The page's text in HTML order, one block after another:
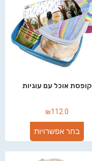
קופסת אוכל עם עוגיות
₪112.0
בחר אפשרויות